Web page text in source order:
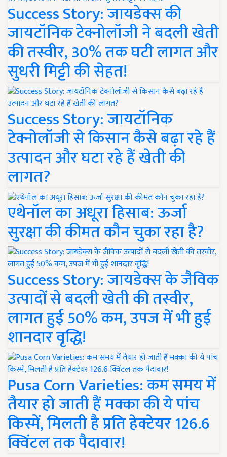
Success Story: जायडेक्स की
जायटॉनिक टेक्नोलॉजी ने बदली खेती
की तस्वीर, 30% तक घटी लागत और
सुधरी मिट्टी की सेहत!
Success Story: जायटॉनिक
टेक्नोलॉजी से किसान कैसे बढ़ा रहे हैं
उत्पादन और घटा रहे हैं खेती की
लागत?
एथेनॉल का अधूरा हिसाब: ऊर्जा
सुरक्षा की कीमत कौन चुका रहा है?
Success Story: जायडेक्स के जैविक
उत्पादों से बदली खेती की तस्वीर,
लागत हुई 50% कम, उपज में भी हुई
शानदार वृद्धि!
Pusa Corn Varieties: कम समय में
तैयार हो जाती हैं मक्का की ये पांच
किस्में, मिलती है प्रति हेक्टेयर 126.6
क्विंटल तक पैदावार!